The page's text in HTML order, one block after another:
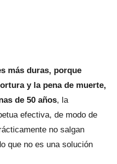
más duras, porque
y la pena de muerte,
de 50 años, la
efectiva, de modo de
no salgan
que no es una solución